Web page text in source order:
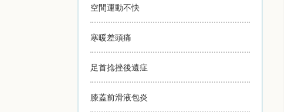
空間運動不快
寒暖差頭痛
足首捻挫後遺症
膝蓋前滑液包炎